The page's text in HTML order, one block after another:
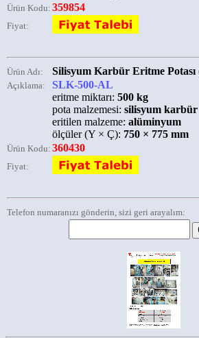
Ürün Kodu: 359854
Fiyat:
Ürün Adı: Silisyum Karbür Eritme
Açıklama:
SLK-500-AL
eritme miktarı: 500 kg
pota malzemesi: silisyum karbür
eritilen malzeme: alüminyum
ölçüler (Y × Ç): 750 × 775 mm
Ürün Kodu: 360430
Fiyat:
Telefon numaranızı gönderin, sizi geri arayalım: